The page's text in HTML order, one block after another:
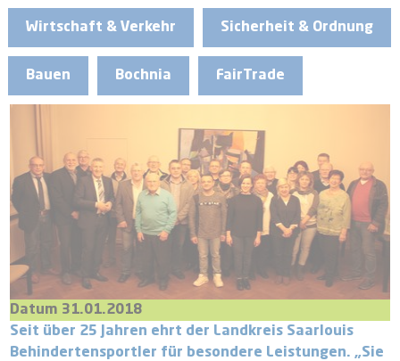
Wirtschaft & Verkehr Sicherheit & Ordnung
Bauen Bochnia FairTrade
Datum 31.01.2018
Seit über 25 Jahren ehrt der Landkreis Saarlouis
Behindertensportler für besondere Leistungen. „Sie